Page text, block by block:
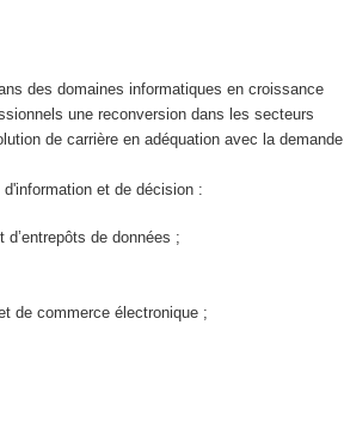
des domaines informatiques en croissance
une reconversion dans les secteurs
de carrière en adéquation avec la demande
et de décision :
de données ;
de commerce électronique ;